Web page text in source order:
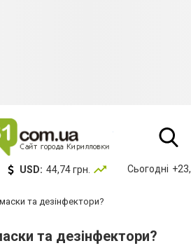
USD: 44,74 грн. Сьогодні
та дезінфектори?
та дезінфектори?